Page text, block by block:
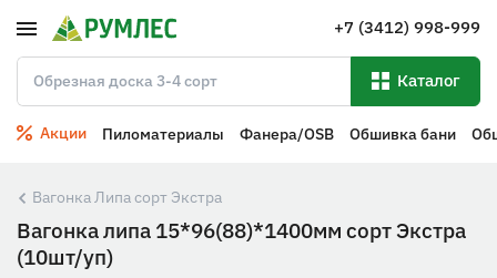
+7 (3412) 998-999
Каталог
Акции Пиломатериалы Фанера/OSB Обшивка бани
Вагонка Липа сорт Экстра
Вагонка липа 15*96(88)*1400мм сорт Экстра
(10шт/уп)